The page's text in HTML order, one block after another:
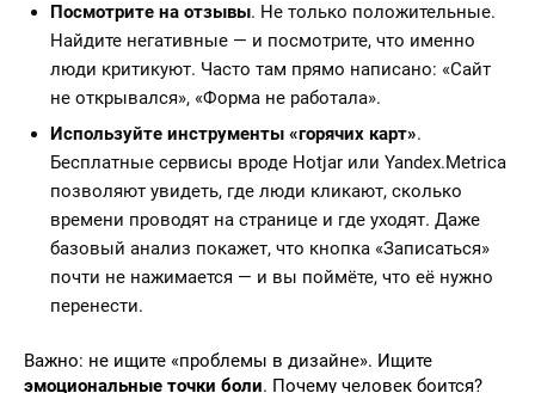
Посмотрите на отзывы. Не только положительные.
Найдите негативные — и посмотрите, что именно
люди критикуют. Часто там прямо написано: «Сайт
не открывался», «Форма не работала».
Используйте инструменты «горячих карт».
Бесплатные сервисы вроде Hotjar или Yandex.Metrica
позволяют увидеть, где люди кликают, сколько
времени проводят на странице и где уходят. Даже
базовый анализ покажет, что кнопка «Записаться»
почти не нажимается — и вы поймёте, что её нужно
перенести.
Важно: не ищите «проблемы в дизайне». Ищите
эмоциональные точки боли. Почему человек боится?